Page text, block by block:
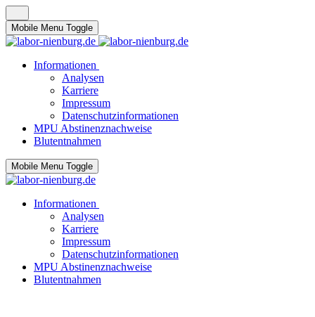
Mobile Menu Toggle
Informationen
Analysen
Karriere
Impressum
Datenschutzinformationen
MPU Abstinenznachweise
Blutentnahmen
Mobile Menu Toggle
Informationen
Analysen
Karriere
Impressum
Datenschutzinformationen
MPU Abstinenznachweise
Blutentnahmen